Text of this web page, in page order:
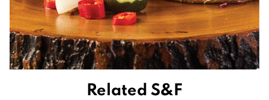
Related S&F